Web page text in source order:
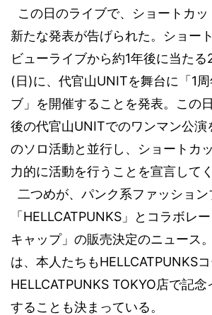
この日のライブで、ショートカ
新たな発表が告げられた。ショー
ビューライブから約1年後に当たる
( 日 )に、代官山UNITを舞台に「 1
ブ」を開催することを発表。この
後の代官山UNITでのワンマン公演
のソロ活動と並行し、ショートカ
力的に活動を行うことを宣言してく
二つめが、パンク系ファッション
「 HELLCATPUNKS 」とコラボレ
キャップ」の販売決定のニュース。
は、本人たちもHELLCATPUNKS
HELLCATPUNKS TOKYO店で記念
することも決まっている。